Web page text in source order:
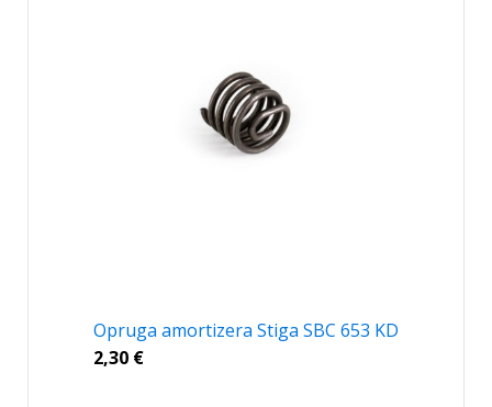
Opruga amortizera Stiga SBC 653 KD
2,30 €